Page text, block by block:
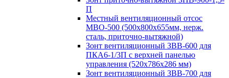
П
Местный вентиляционный отсос
МВО-500 (500х800х655мм, нерж.
сталь, приточно-вытяжной)
Зонт вентиляционный ЗВВ-600 для
ПКА6-1/3П с верхней панелью
управления (520х786х286 мм)
Зонт вентиляционный ЗВВ-700 для